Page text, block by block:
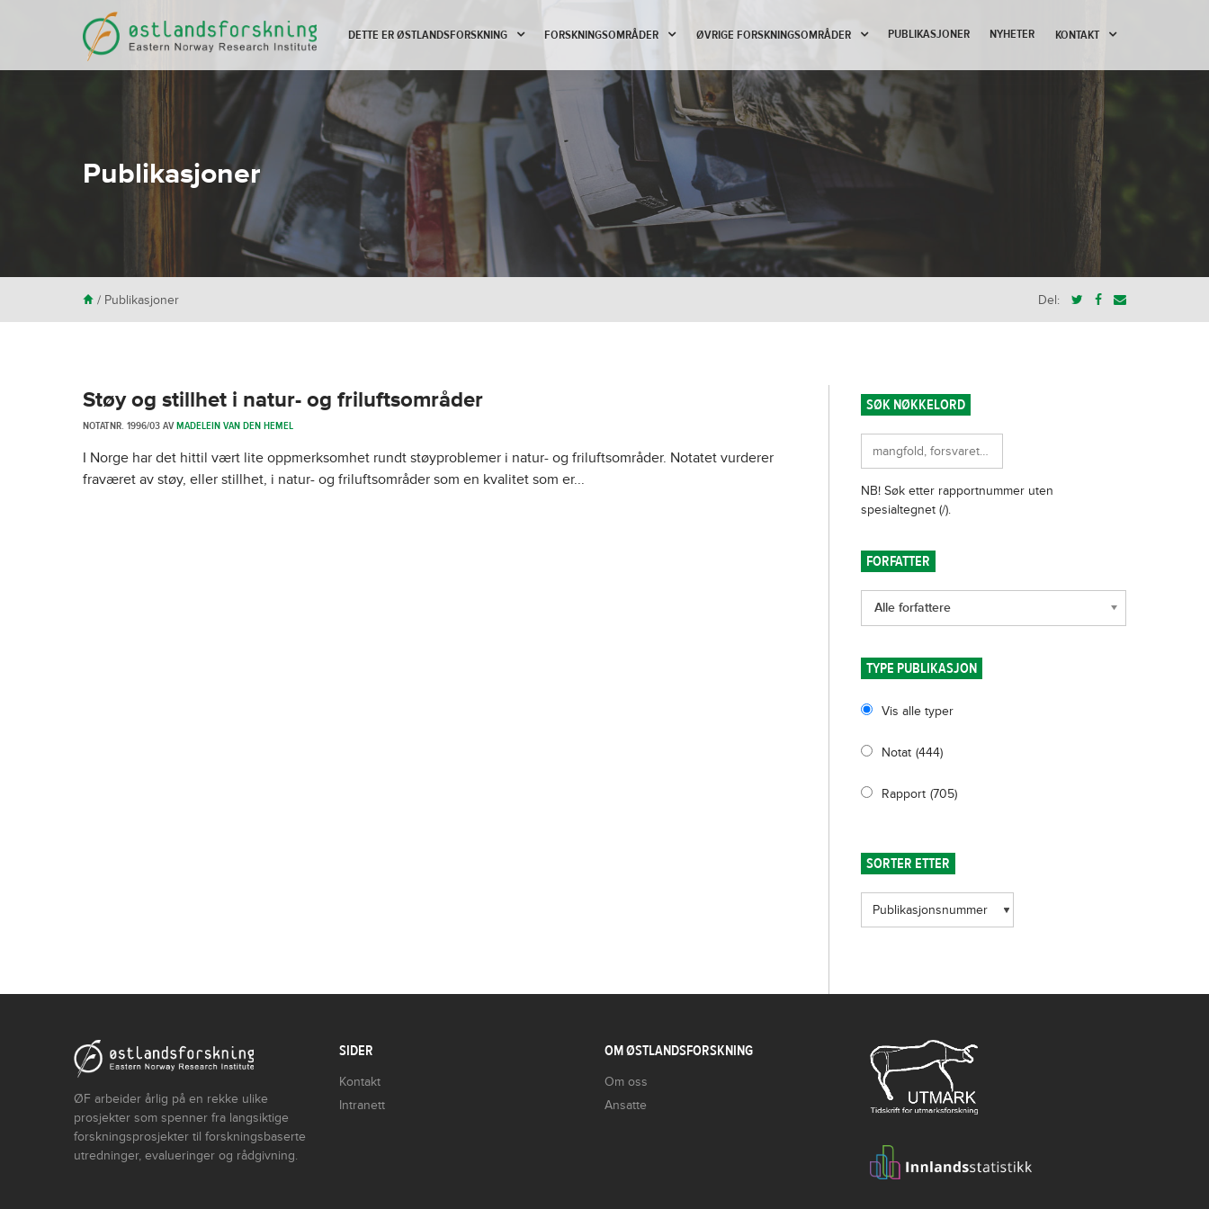
DETTE ER ØSTLANDSFORSKNING FORSKNINGSOMRÅDER ØVRIGE FORSKNINGSOMRÅDER PUBLIKASJONER NYHETER KONTAKT
Publikasjoner
H / Publikasjoner Del:
Støy og stillhet i natur- og friluftsområder
NOTATNR. 1996/03 AVMADELEIN VAN DEN HEMEL
I Norge har det hittil vært lite oppmerksomhet rundt støyproblemer i natur- og friluftsområder. Notatet vurderer
fraværet av støy, eller stillhet, i natur- og friluftsområder som en kvalitet som er...
SØK NØKKELORD
FORFATTER
Alle forfattere
TYPE PUBLIKASJON
Vis alle typer
Notat (444)
Rapport (705)
SORTER ETTER
ØF arbeider årlig på en rekke ulike
prosjekter som spenner fra langsiktige
forskningsprosjekter til forskningsbaserte
utredninger, evalueringer og rådgivning.
SIDER
Kontakt
Intranett
OM ØSTLANDSFORSKNING
Om oss
Ansatte